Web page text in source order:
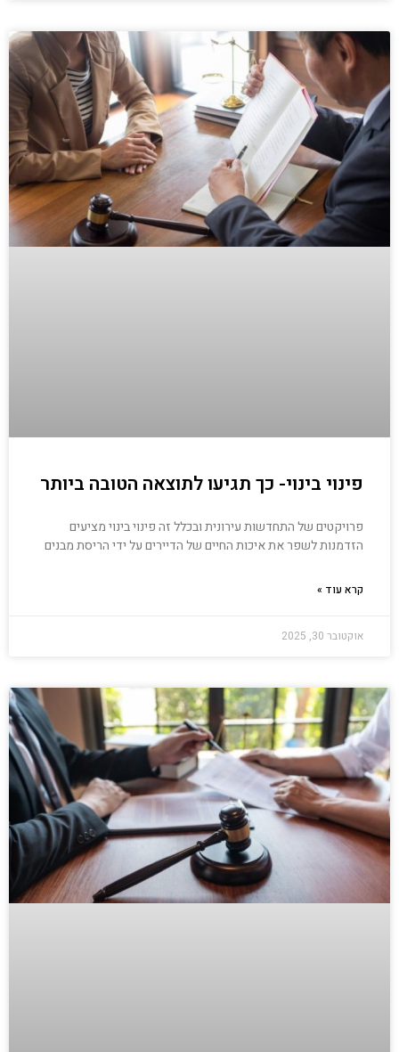
פינוי בינוי- כך תגיעו לתוצאה הטובה ביותר
פרויקטים של התחדשות עירונית ובכלל זה פינוי בינוי מציעים
הזדמנות לשפר את איכות החיים של הדיירים על ידי הריסת מבנים
קרא עוד »
אוקטובר 30, 2025